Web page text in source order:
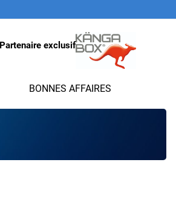
Partenaire exclusif
BONNES AFFAIRES